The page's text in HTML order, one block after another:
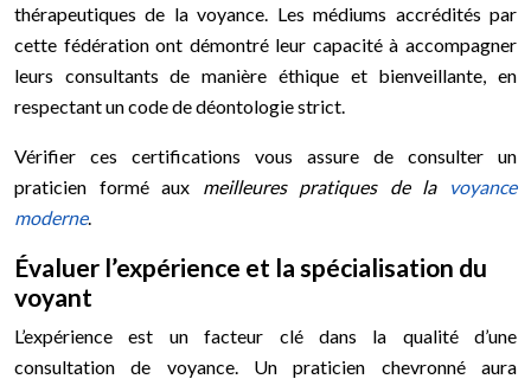
thérapeutiques de la voyance. Les médiums accrédités par
cette fédération ont démontré leur capacité à accompagner
leurs consultants de manière éthique et bienveillante, en
respectant un code de déontologie strict.
Vérifier ces certifications vous assure de consulter un
praticien formé aux meilleures pratiques de la
voyance
moderne.
Évaluer l’expérience et la spécialisation du
voyant
L’expérience est un facteur clé dans la qualité d’une
consultation de voyance. Un praticien chevronné aura